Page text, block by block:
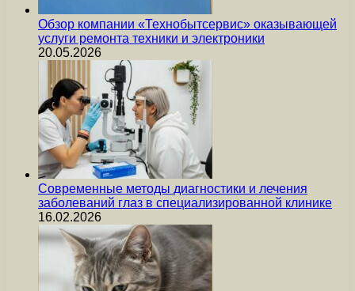
Обзор компании «Технобытсервис» оказывающей
услуги ремонта техники и электроники
20.05.2026
Современные методы диагностики и лечения
заболеваний глаз в специализированной клинике
16.02.2026